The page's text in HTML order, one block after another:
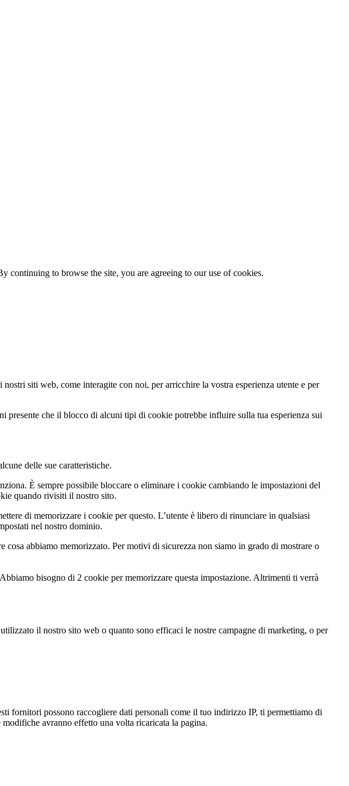
continuing to browse the site, you are agreeing to our use of cookies.
siti web, come interagite con noi, per arricchire la vostra esperienza utente e per
presente che il blocco di alcuni tipi di cookie potrebbe influire sulla tua esperienza sui
delle sue caratteristiche.
È sempre possibile bloccare o eliminare i cookie cambiando le impostazioni del
quando rivisiti il nostro sito.
di memorizzare i cookie per questo. L’utente è libero di rinunciare in qualsiasi
nel nostro dominio.
abbiamo memorizzato. Per motivi di sicurezza non siamo in grado di mostrare o
bisogno di 2 cookie per memorizzare questa impostazione. Altrimenti ti verrà
il nostro sito web o quanto sono efficaci le nostre campagne di marketing, o per
fornitori possono raccogliere dati personali come il tuo indirizzo IP, ti permettiamo di
avranno effetto una volta ricaricata la pagina.